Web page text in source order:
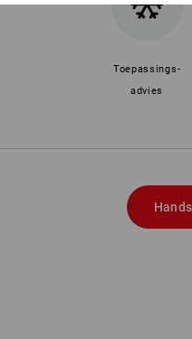
Toepassings-
advies